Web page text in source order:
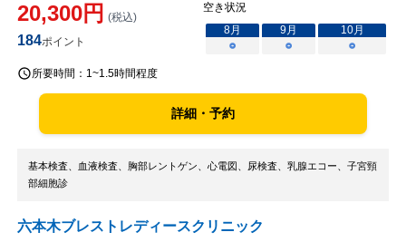
20,300円 (税込)
184ポイント
空き状況
8月 9月 10月
○
○ ○
所要時間： 1~1.5時間程度
詳細・予約
基本検査、血液検査、胸部レントゲン、心電図、尿検査、乳腺エコー、子宮頸
部細胞診
六本木ブレストレディースクリニック